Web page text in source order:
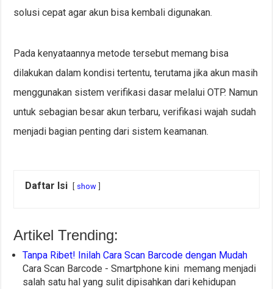
solusi cepat agar akun bisa kembali digunakan.
Pada kenyataannya metode tersebut memang bisa
dilakukan dalam kondisi tertentu, terutama jika akun masih
menggunakan sistem verifikasi dasar melalui OTP. Namun
untuk sebagian besar akun terbaru, verifikasi wajah sudah
menjadi bagian penting dari sistem keamanan.
Daftar Isi show
Artikel Trending:
Tanpa Ribet! Inilah Cara Scan Barcode dengan Mudah
Cara Scan Barcode - Smartphone kini memang menjadi
salah satu hal yang sulit dipisahkan dari kehidupan